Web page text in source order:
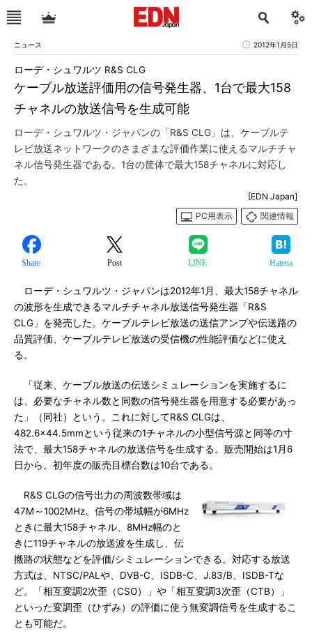
ニュース 2012年1月5日
ケーブル放送評価用の信号発生器、1台で最大158
チャネルの放送信号を生成可能
ローデ・シュワルツ R&S CLG
ローデ・シュワルツ・ジャパンの「R&S CLG」は、ケーブルテ
レビ放送ネットワークのさまざまな評価作業に使えるマルチチャ
ネル信号発生器である。1台の筐体で最大158チャネルに対応し
た。
[EDN Japan]
PC用表示
関連情報
Share Post LINE Hatena
ローデ・シュワルツ・ジャパンは2012年1月、最大158チャネル
の波形を生成できるマルチチャネル放送信号発生器「R&S
CLG」を発売した。ケーブルテレビ放送の送信アンプや伝送路の
品質評価、ケーブルテレビ放送の受信機の性能評価などに使え
る。
「従来、ケーブル放送の伝送シミュレーションを実施するに
は、必要なチャネル数と同数の信号発生器を用意する必要があっ
た」（同社）という。これに対してR&S CLGは、
482.6×44.5mmという従来の1チャネルの小型信号源と同等の寸
法で、最大158チャネルの放送信号を生成する。販売開始は1月6
日から。初年度の販売目標台数は10台である。
R&S CLGの信号出力の周波数帯域は
47M～1002MHz。信号の帯域幅が6MHz
ときに最大158チャネル、8MHz幅のと
きに119チャネルの放送波を生成し、伝
搬路の状態などを評価/シミュレーションできる。対応する放送
方式は、NTSC/PALや、DVB-C、ISDB-C、J.83/B、ISDB-Tな
ど。「相互変調2次歪（CSO）」や「相互変調3次歪（CTB）」
といった変調歪（ひずみ）の評価に使う無変調信号を生成するこ
とも可能だ。